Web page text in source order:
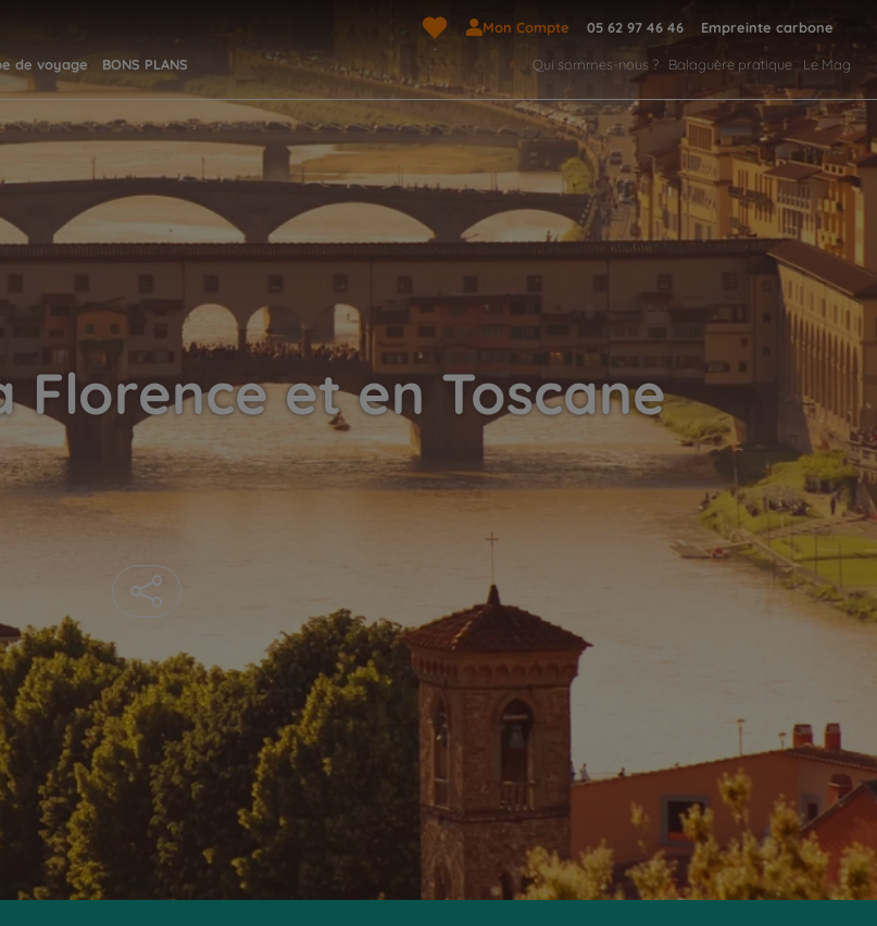
Mon Compte 05 62 97 46 46 Empreinte carbone
de voyage BONS PLANS Qui sommes-nous ? Balaguère pratique Le Mag
Florence et en Toscane